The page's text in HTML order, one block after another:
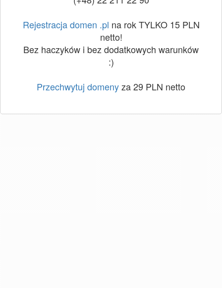
Rejestracja domen .pl na rok TYLKO 15 PLN
netto!
Bez haczyków i bez dodatkowych warunków
:)
Przechwytuj domenyza 29 PLN netto